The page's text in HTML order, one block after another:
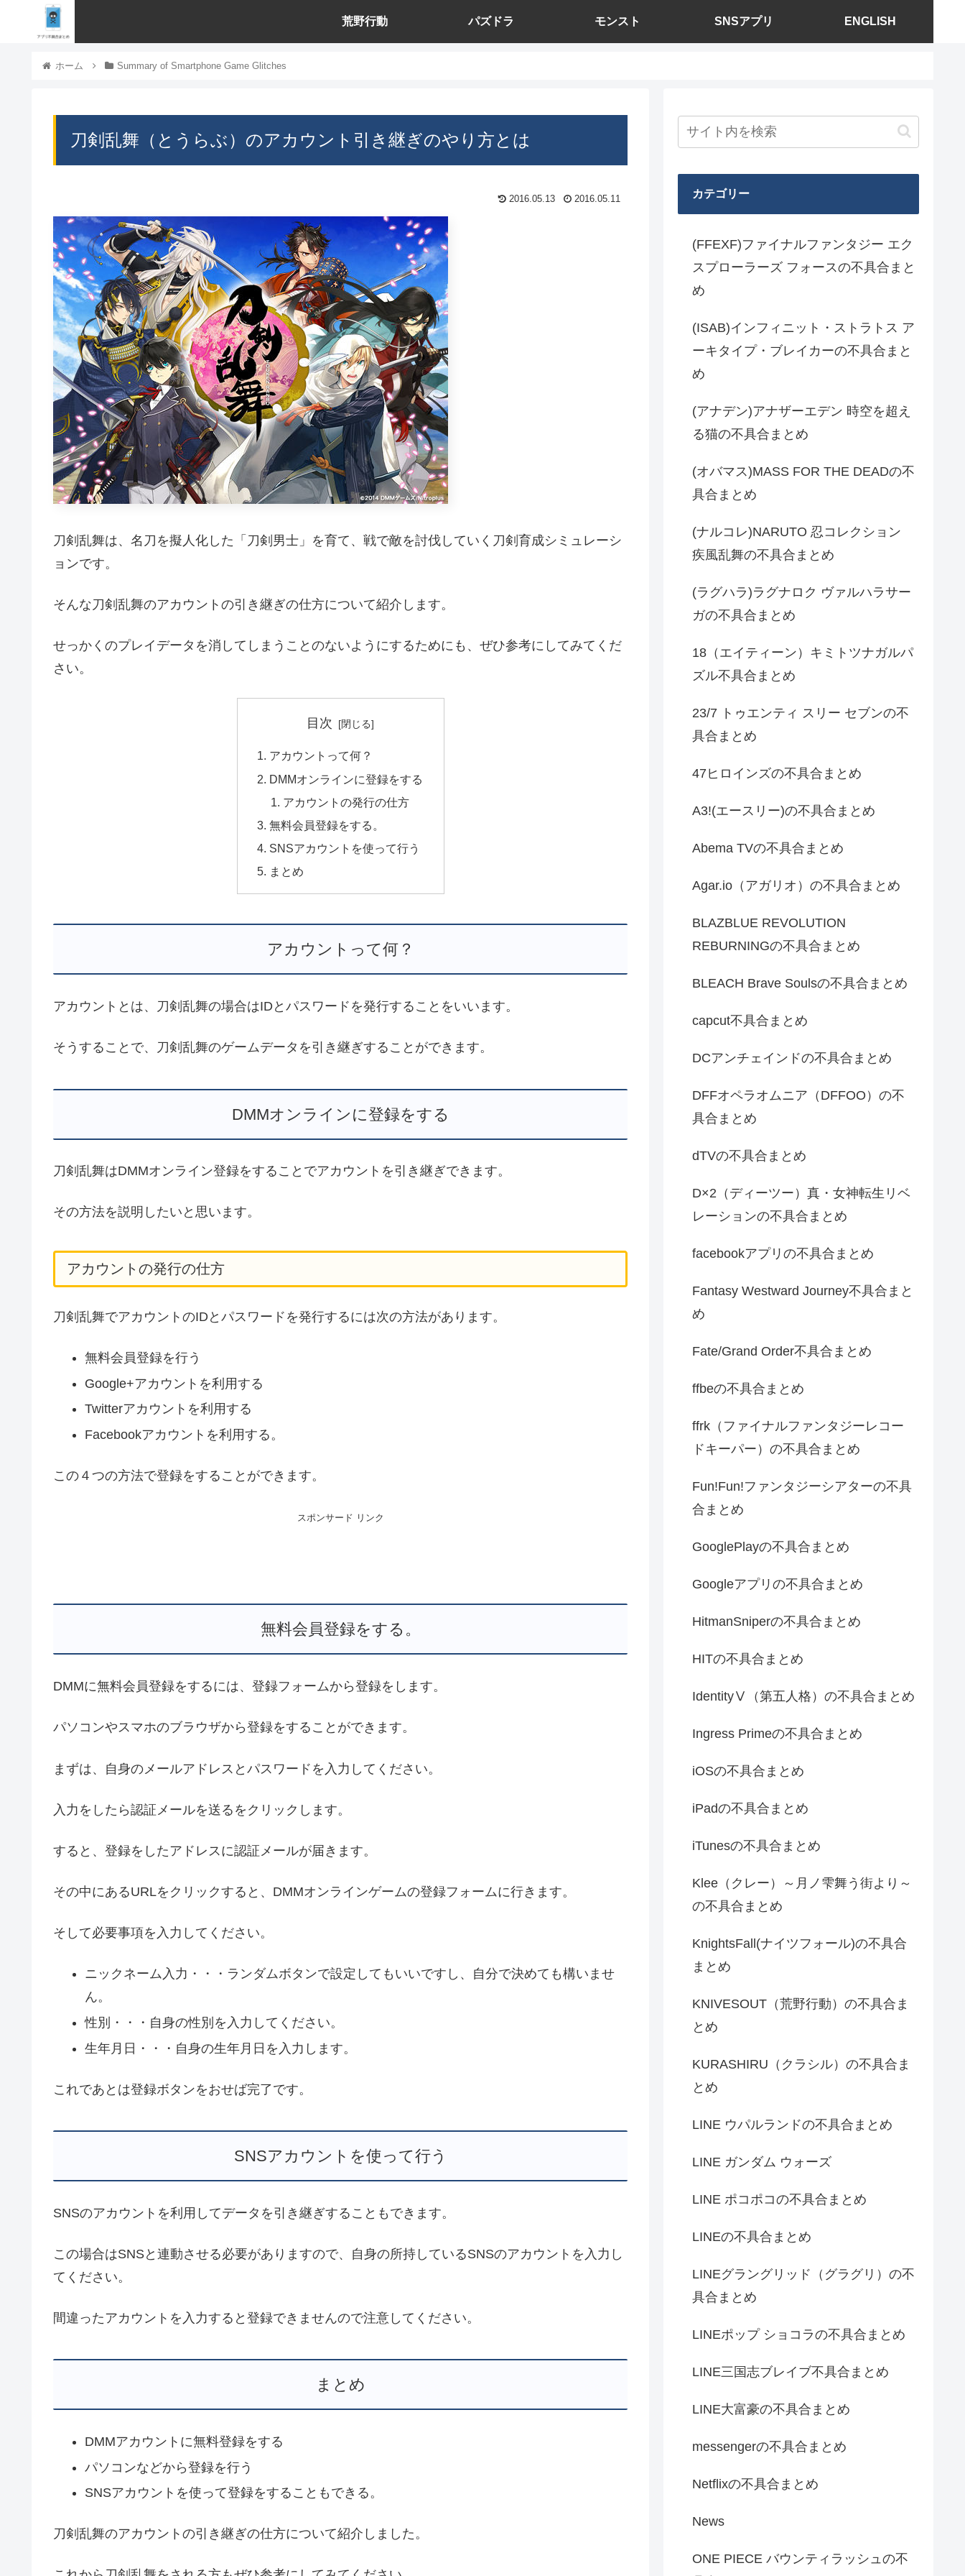
荒野行動 パズドラ モンスト SNSアプリ ENGLISH
ホーム Summary of Smartphone Game Glitches
刀剣乱舞（とうらぶ）のアカウント引き継ぎのやり方とは
2016.05.13 2016.05.11
刀剣乱舞は、名刀を擬人化した「刀剣男士」を育て、戦で敵を討伐していく刀剣育成シミュレーシ
ョンです。
そんな刀剣乱舞のアカウントの引き継ぎの仕方について紹介します。
せっかくのプレイデータを消してしまうことのないようにするためにも、ぜひ参考にしてみてくだ
さい。
目次
アカウントって何？
DMMオンラインに登録をする
アカウントの発行の仕方
無料会員登録をする。
SNSアカウントを使って行う
まとめ
アカウントって何？
アカウントとは、刀剣乱舞の場合はIDとパスワードを発行することをいいます。
そうすることで、刀剣乱舞のゲームデータを引き継ぎすることができます。
DMMオンラインに登録をする
刀剣乱舞はDMMオンライン登録をすることでアカウントを引き継ぎできます。
その方法を説明したいと思います。
アカウントの発行の仕方
刀剣乱舞でアカウントのIDとパスワードを発行するには次の方法があります。
無料会員登録を行う
Google+アカウントを利用する
Twitterアカウントを利用する
Facebookアカウントを利用する。
この４つの方法で登録をすることができます。
スポンサード リンク
無料会員登録をする。
DMMに無料会員登録をするには、登録フォームから登録をします。
パソコンやスマホのブラウザから登録をすることができます。
まずは、自身のメールアドレスとパスワードを入力してください。
入力をしたら認証メールを送るをクリックします。
すると、登録をしたアドレスに認証メールが届きます。
その中にあるURLをクリックすると、DMMオンラインゲームの登録フォームに行きます。
そして必要事項を入力してください。
ニックネーム入力・・・ランダムボタンで設定してもいいですし、自分で決めても構いませ
ん。
性別・・・自身の性別を入力してください。
生年月日・・・自身の生年月日を入力します。
これであとは登録ボタンをおせば完了です。
SNSアカウントを使って行う
SNSのアカウントを利用してデータを引き継ぎすることもできます。
この場合はSNSと連動させる必要がありますので、自身の所持しているSNSのアカウントを入力し
てください。
間違ったアカウントを入力すると登録できませんので注意してください。
まとめ
DMMアカウントに無料登録をする
パソコンなどから登録を行う
SNSアカウントを使って登録をすることもできる。
刀剣乱舞のアカウントの引き継ぎの仕方について紹介しました。
カテゴリー
(FFEXF)ファイナルファンタジー エク
スプローラーズ フォースの不具合まと
め
(ISAB)インフィニット・ストラトス ア
ーキタイプ・ブレイカーの不具合まと
め
(アナデン)アナザーエデン 時空を超え
る猫の不具合まとめ
(オバマス)MASS FOR THE DEADの不
具合まとめ
(ナルコレ)NARUTO 忍コレクション
疾風乱舞の不具合まとめ
(ラグハラ)ラグナロク ヴァルハラサー
ガの不具合まとめ
18（エイティーン）キミトツナガルパ
ズル不具合まとめ
23/7 トゥエンティ スリー セブンの不
具合まとめ
47ヒロインズの不具合まとめ
A3!(エースリー)の不具合まとめ
Abema TVの不具合まとめ
Agar.io（アガリオ）の不具合まとめ
BLAZBLUE REVOLUTION
REBURNINGの不具合まとめ
BLEACH Brave Soulsの不具合まとめ
capcut不具合まとめ
DCアンチェインドの不具合まとめ
DFFオペラオムニア（DFFOO）の不
具合まとめ
dTVの不具合まとめ
D×2（ディーツー）真・女神転生リベ
レーションの不具合まとめ
facebookアプリの不具合まとめ
Fantasy Westward Journey不具合まと
め
Fate/Grand Order不具合まとめ
ffbeの不具合まとめ
ffrk（ファイナルファンタジーレコー
ドキーパー）の不具合まとめ
Fun!Fun!ファンタジーシアターの不具
合まとめ
GooglePlayの不具合まとめ
Googleアプリの不具合まとめ
HitmanSniperの不具合まとめ
HITの不具合まとめ
IdentityⅤ（第五人格）の不具合まとめ
Ingress Primeの不具合まとめ
iOSの不具合まとめ
iPadの不具合まとめ
iTunesの不具合まとめ
Klee（クレー）～月ノ雫舞う街より～
の不具合まとめ
KnightsFall(ナイツフォール)の不具合
まとめ
KNIVESOUT（荒野行動）の不具合ま
とめ
KURASHIRU（クラシル）の不具合ま
とめ
LINE ウパルランドの不具合まとめ
LINE ガンダム ウォーズ
LINE ポコポコの不具合まとめ
LINEの不具合まとめ
LINEグラングリッド（グラグリ）の不
具合まとめ
LINEポップ ショコラの不具合まとめ
LINE三国志ブレイブ不具合まとめ
LINE大富豪の不具合まとめ
messengerの不具合まとめ
Netflixの不具合まとめ
News
ONE PIECE バウンティラッシュの不